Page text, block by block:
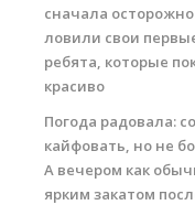
сначала
ловили свои
ребята, которые
красиво
Погода радовала:
кайфовать, но не
А вечером как
ярким закатом